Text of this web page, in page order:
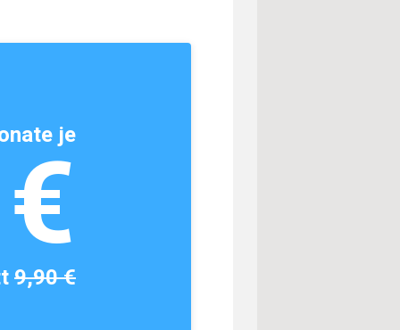
je
9,90 €